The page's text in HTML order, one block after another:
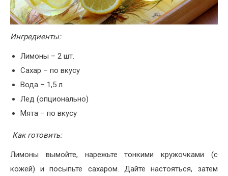
Ингредиенты:
Лимоны – 2 шт.
Сахар – по вкусу
Вода – 1,5 л
Лед (опционально)
Мята – по вкусу
Как готовить:
Лимоны вымойте, нарежьте тонкими кружочками (с
кожей) и посыпьте сахаром. Дайте настояться, затем